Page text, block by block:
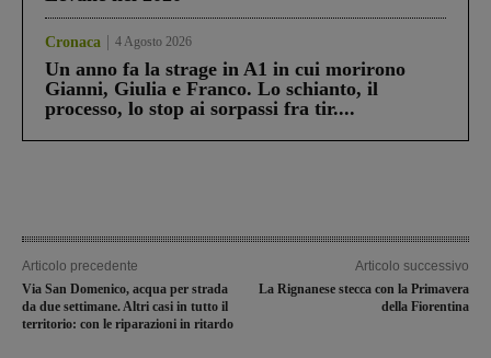
Cronaca 4 Agosto 2026
Un anno fa la strage in A1 in cui morirono
Gianni, Giulia e Franco. Lo schianto, il
processo, lo stop ai sorpassi fra tir....
Articolo precedente
Via San Domenico, acqua per strada
da due settimane. Altri casi in tutto il
territorio: con le riparazioni in ritardo
Articolo successivo
La Rignanese stecca con la Primavera
della Fiorentina